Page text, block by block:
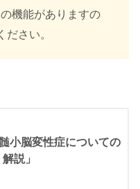
機能がありますの
さい。
小脳変性症についての
説」